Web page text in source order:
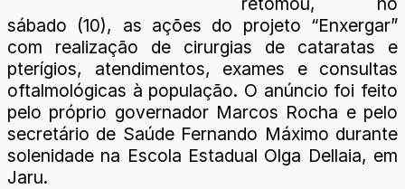
sábado (10), as ações do projeto “Enxergar”
com realização de cirurgias de cataratas e
pterígios, atendimentos, exames e consultas
oftalmológicas à população. O anúncio foi feito
pelo próprio governador Marcos Rocha e pelo
secretário de Saúde Fernando Máximo durante
solenidade na Escola Estadual Olga Dellaia, em
Jaru.